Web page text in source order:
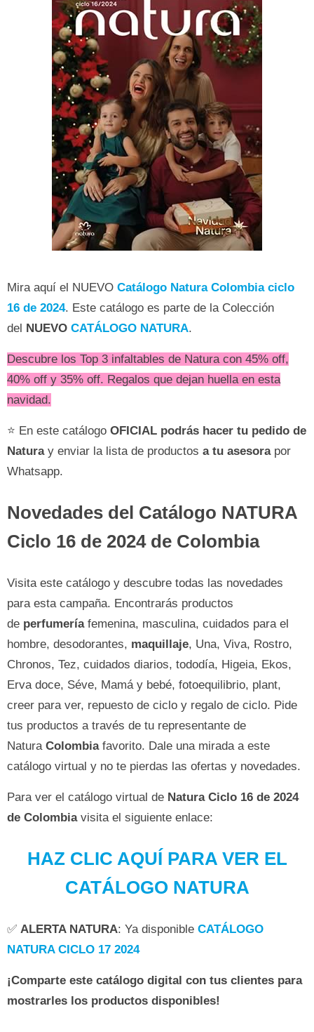
Mira aquí el NUEVO Catálogo Natura Colombia ciclo
16 de 2024. Este catálogo es parte de la Colección
del NUEVO CATÁLOGO NATURA.
Descubre los Top 3 infaltables de Natura con 45% off,
40% off y 35% off. Regalos que dejan huella en esta
navidad.
⭐ En este catálogo OFICIAL podrás hacer tu pedido de
Natura y enviar la lista de productos a tu asesora por
Whatsapp.
Novedades del Catálogo NATURA
Ciclo 16 de 2024 de Colombia
Visita este catálogo y descubre todas las novedades
para esta campaña. Encontrarás productos
de perfumeríafemenina, masculina, cuidados para el
hombre, desodorantes, maquillaje, Una, Viva, Rostro,
Chronos, Tez, cuidados diarios, tododía, Higeia, Ekos,
Erva doce, Séve, Mamá y bebé, fotoequilibrio, plant,
creer para ver, repuesto de ciclo y regalo de ciclo. Pide
tus productos a través de tu representante de
Natura Colombia favorito. Dale una mirada a este
catálogo virtual y no te pierdas las ofertas y novedades.
Para ver el catálogo virtual de Natura Ciclo 16 de 2024
de Colombia visita el siguiente enlace:
HAZ CLIC AQUÍ PARA VER EL
CATÁLOGO NATURA
✅ ALERTA NATURA: Ya disponible CATÁLOGO
NATURA CICLO 17 2024
¡Comparte este catálogo digital con tus clientes para
mostrarles los productos disponibles!